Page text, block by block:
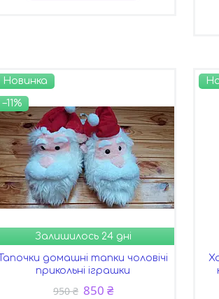
Новинка
–11%
Залишилось 24 дні
Тапочки домашні тапки чоловічі
прикольні іграшки
950 ₴ 850 ₴